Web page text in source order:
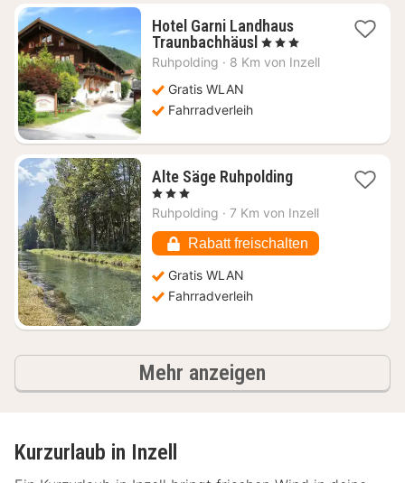
Hotel Garni Landhaus
Traunbachhäusl 1
Nacht
, 3 Sterne
Ruhpolding · 8 Km von Inzell
Gratis WLAN
Fahrradverleih
Alte Säge Ruhpolding1
ab
€
, 3 Sterne
Ruhpolding · 7 Km von Inzell
Rabatt freischalten
Gratis WLAN
Fahrradverleih
Mehr anzeigen
Kurzurlaub in Inzell